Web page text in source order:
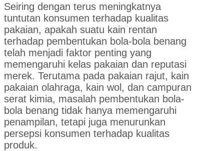
Seiring dengan terus meningkatnya
tuntutan konsumen terhadap kualitas
pakaian, apakah suatu kain rentan
terhadap pembentukan bola-bola benang
telah menjadi faktor penting yang
memengaruhi kelas pakaian dan reputasi
merek. Terutama pada pakaian rajut, kain
pakaian olahraga, kain wol, dan campuran
serat kimia, masalah pembentukan bola-
bola benang tidak hanya memengaruhi
penampilan, tetapi juga menurunkan
persepsi konsumen terhadap kualitas
produk.